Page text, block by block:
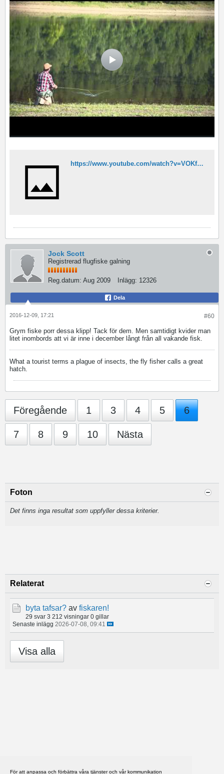
För att anpassa och förbättra våra tjänster och vår kommunikation
https://www.youtube.com/watch?v=VOKfNWgElmM
Jock Scott
Registrerad flugfiske galning
Reg.datum: Aug 2009 Inlägg: 12326
Dela
#60
2016-12-09, 17:21
Grym fiske porr dessa klipp! Tack för dem. Men samtidigt kvider man
litet inombords att vi är inne i december långt från all vakande fisk.
What a tourist terms a plague of insects, the fly fisher calls a great
hatch.
Föregående 1 3 4 5 6
7 8 9 10 Nästa
Foton
Det finns inga resultat som uppfyller dessa kriterier.
Relaterat
byta tafsar? av fiskaren!
29 svar 3 212 visningar 0 gillar
Senaste inlägg 2026-07-08, 09:41
Visa alla